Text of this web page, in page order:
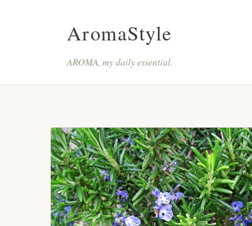
AromaStyle
AROMA, my daily essential.